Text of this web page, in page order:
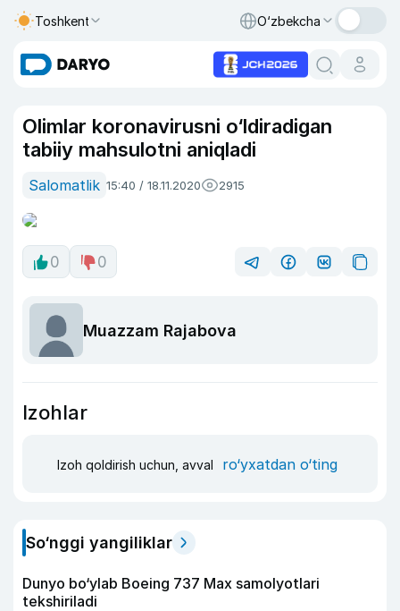
Toshkent O‘zbekcha
Olimlar koronavirusni o‘ldiradigan
tabiiy mahsulotni aniqladi
Salomatlik 15:40 / 18.11.2020 2915
0 0
Muazzam Rajabova
Izohlar
Izoh qoldirish uchun, avval ro‘yxatdan o‘ting
So‘nggi yangiliklar
Dunyo bo‘ylab Boeing 737 Max samolyotlari
tekshiriladi